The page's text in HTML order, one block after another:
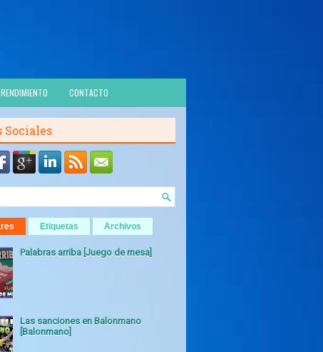
CONTACTO
Sociales
Etiquetas Archivos
Palabras arriba [Juego de mesa]
Las sanciones en Balonmano
[Balonmano]